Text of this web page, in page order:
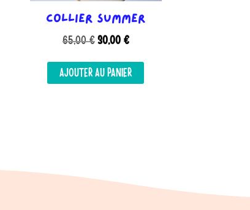
Collier Summer
65,00€ Le
initial
était :
30,00 €Le
actuel
est :
AJOUTER AU PANIER